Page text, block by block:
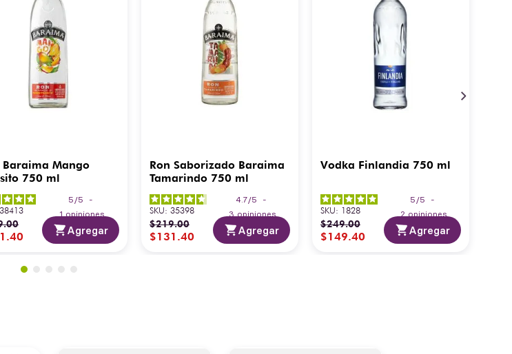
Baraima Mango
750 ml
5 /5
-
1 opiniones
38413
.00
.40 Agregar
Ron Saborizado Baraima
Tamarindo 750 ml
4.7/5
-
3 opiniones
SKU: 35398
$219.00
$131 .40 Agregar
Vodka Finlandia 750 ml
5 /5
-
2 opiniones
SKU: 1828
$249.00
$149.40 Agregar